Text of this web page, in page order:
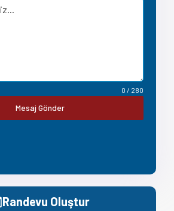
0 / 280
Mesaj Gönder
Randevu Oluştur